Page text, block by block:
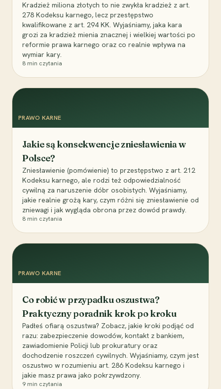
Kradzież miliona złotych to nie zwykła kradzież z art.
278 Kodeksu karnego, lecz przestępstwo
kwalifikowane z art. 294 KK. Wyjaśniamy, jaka kara
grozi za kradzież mienia znacznej i wielkiej wartości po
reformie prawa karnego oraz co realnie wpływa na
wymiar kary.
8 min czytania
PRAWO KARNE
Jakie są konsekwencje zniesławienia w
Polsce?
Zniesławienie (pomówienie) to przestępstwo z art. 212
Kodeksu karnego, ale rodzi też odpowiedzialność
cywilną za naruszenie dóbr osobistych. Wyjaśniamy,
jakie realnie grożą kary, czym różni się zniesławienie od
zniewagi i jak wygląda obrona przez dowód prawdy.
8 min czytania
PRAWO KARNE
Co robić w przypadku oszustwa?
Praktyczny poradnik krok po kroku
Padłeś ofiarą oszustwa? Zobacz, jakie kroki podjąć od
razu: zabezpieczenie dowodów, kontakt z bankiem,
zawiadomienie Policji lub prokuratury oraz
dochodzenie roszczeń cywilnych. Wyjaśniamy, czym jest
oszustwo w rozumieniu art. 286 Kodeksu karnego i
jakie masz prawa jako pokrzywdzony.
9 min czytania